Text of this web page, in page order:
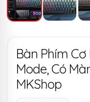
Bàn Phím Cơ
Mode, Có
MKShop